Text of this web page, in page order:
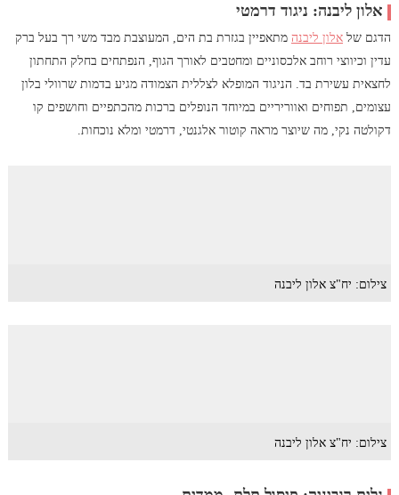
אלון ליבנה: ניגוד דרמטי
הדגם של אלון ליבנהמתאפיין בגזרת בת הים, המעוצבת מבד משי רך בעל ברק
עדין וכיווצי רוחב אלכסוניים ומחטבים לאורך הגוף, הנפתחים בחלק התחתון
לחצאית עשירת בד. הניגוד המופלא לצללית הצמודה מגיע בדמות שרוולי בלון
עצומים, תפוחים ואווריריים במיוחד הנופלים ברכות מהכתפיים וחושפים קו
דקולטה נקי, מה שיוצר מראה קוטור אלגנטי, דרמטי ומלא נוכחות.
צילום: יח"צ אלון ליבנה
צילום: יח"צ אלון ליבנה